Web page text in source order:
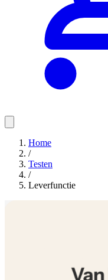
Home
/
Testen
/
Leverfunctie